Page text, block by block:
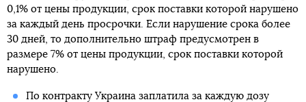
0,1% от цены продукции, срок поставки которой нарушено
за каждый день просрочки. Если нарушение срока более
30 дней, то дополнительно штраф предусмотрен в
размере 7% от цены продукции, срок поставки которой
нарушено.
По контракту Украина заплатила за каждую дозу